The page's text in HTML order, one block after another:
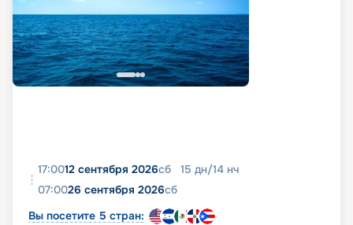
17:0012 сентября 2026сб 15 дн/14 нч
07:0026 сентября 2026сб
Вы посетите 5 стран: